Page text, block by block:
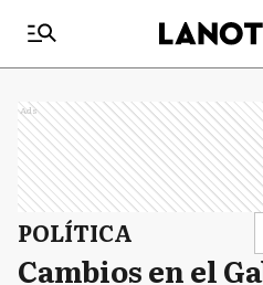
Ads
POLÍTICA
Cambios en el